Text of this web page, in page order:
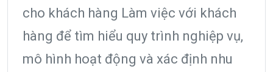
cho khách hàng Làm việc với khách
hàng để tìm hiểu quy trình nghiệp vụ,
mô hình hoạt động và xác định nhu